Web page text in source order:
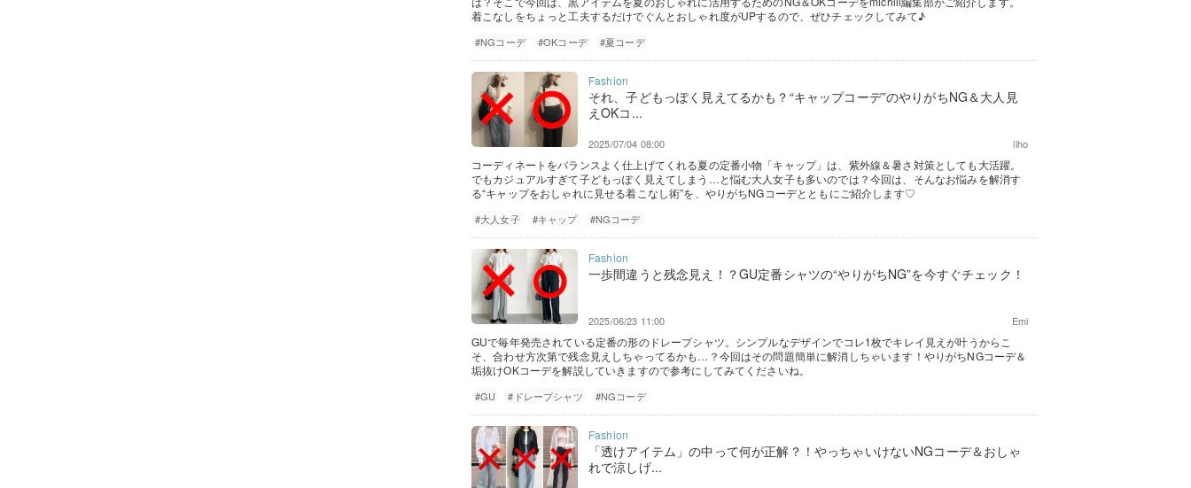
着こなしをちょっと工夫するだけでぐんとおしゃれ度がUPするので、ぜひチェックしてみて♪
#NGコーデ #OKコーデ #夏コーデ
それ、子どもっぽく見えてるかも？“キャップコーデ”のやりがちNG＆大人見
えOKコ...
liho
2025/07/04 08:00
コーディネートをバランスよく仕上げてくれる夏の定番小物「キャップ」は、紫外線＆暑さ対策としても大活躍。
でもカジュアルすぎて子どもっぽく見えてしまう…と悩む大人女子も多いのでは？今回は、そんなお悩みを解消す
る“キャップをおしゃれに見せる着こなし術”を、やりがちNGコーデとともにご紹介します♡
#大人女子 #キャップ #NGコーデ
一歩間違うと残念見え！？GU定番シャツの“やりがちNG”を今すぐチェック！
Emi
2025/06/23 11:00
GUで毎年発売されている定番の形のドレープシャツ。シンプルなデザインでコレ1枚でキレイ見えが叶うからこ
そ、合わせ方次第で残念見えしちゃってるかも…？今回はその問題簡単に解消しちゃいます！やりがちNGコーデ＆
垢抜けOKコーデを解説していきますので参考にしてみてくださいね。
#GU #ドレープシャツ #NGコーデ
「透けアイテム」の中って何が正解？！やっちゃいけないNGコーデ＆おしゃ
れで涼しげ...